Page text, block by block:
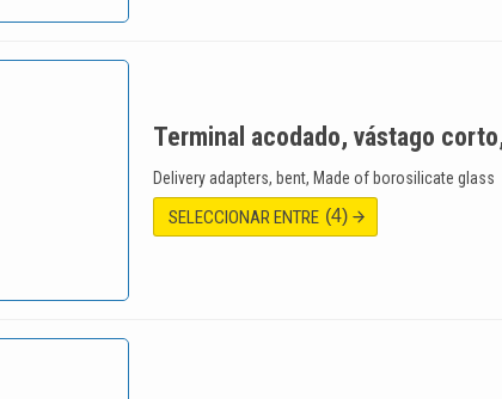
Terminal acodado, vástago
Delivery adapters, bent, Made of borosilicate glass
SELECCIONAR ENTRE (4)